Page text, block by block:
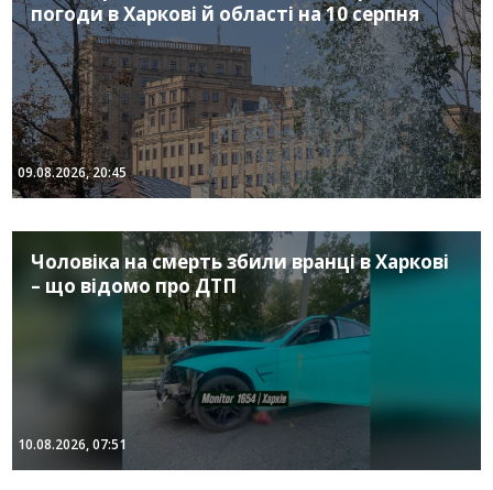
погоди в Харкові й області на 10 серпня
09.08.2026, 20:45
Чоловіка на смерть збили вранці в Харкові
– що відомо про ДТП
10.08.2026, 07:51